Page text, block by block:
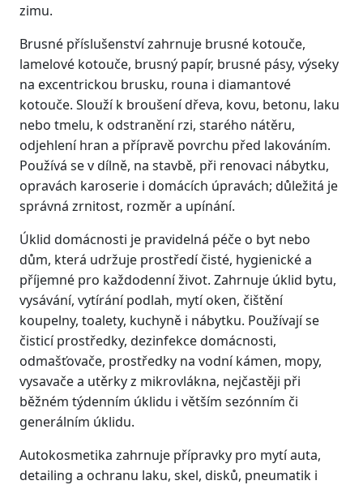
zimu.
Brusné příslušenství zahrnuje brusné kotouče,
lamelové kotouče, brusný papír, brusné pásy, výseky
na excentrickou brusku, rouna i diamantové
kotouče. Slouží k broušení dřeva, kovu, betonu, laku
nebo tmelu, k odstranění rzi, starého nátěru,
odjehlení hran a přípravě povrchu před lakováním.
Používá se v dílně, na stavbě, při renovaci nábytku,
opravách karoserie i domácích úpravách; důležitá je
správná zrnitost, rozměr a upínání.
Úklid domácnosti je pravidelná péče o byt nebo
dům, která udržuje prostředí čisté, hygienické a
příjemné pro každodenní život. Zahrnuje úklid bytu,
vysávání, vytírání podlah, mytí oken, čištění
koupelny, toalety, kuchyně i nábytku. Používají se
čisticí prostředky, dezinfekce domácnosti,
odmašťovače, prostředky na vodní kámen, mopy,
vysavače a utěrky z mikrovlákna, nejčastěji při
běžném týdenním úklidu i větším sezónním či
generálním úklidu.
Autokosmetika zahrnuje přípravky pro mytí auta,
detailing a ochranu laku, skel, disků, pneumatik i